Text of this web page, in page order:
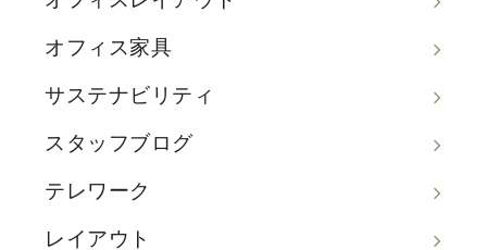
オフィス家具
サステナビリティ
スタッフブログ
テレワーク
レイアウト